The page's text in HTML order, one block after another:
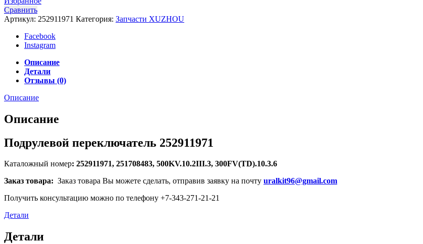
Сравнить
Артикул: 252911971 Категория: Запчасти XUZHOU
Facebook
Instagram
Описание
Детали
Отзывы (0)
Описание
Описание
Подрулевой переключатель 252911971
Каталожный номер: 252911971, 251708483, 500KV.10.2III.3, 300FV(TD).10.3.6
Заказ товара: Заказ товара Вы можете сделать, отправив заявку на почту uralkit96@gmail.com
Получить консультацию можно по телефону +7-343-271-21-21
Детали
Детали